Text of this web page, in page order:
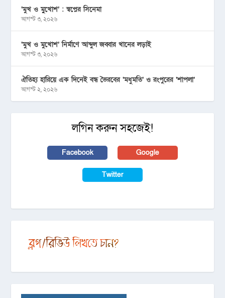
‘মুখ ও মু্খোশ’ : স্বপ্নের সিনেমা
আগস্ট ৩, ২০২৬
‘মুখ ও মুখোশ’ নির্মাণে আব্দুল জব্বার খানের লড়াই
আগস্ট ৩, ২০২৬
ঐতিহ্য হারিয়ে এক দিনেই বন্ধ ভৈরবের ‘মধুমতি’ ও রংপুরের ‘শাপলা’
আগস্ট ২, ২০২৬
লগিন করুন সহজেই!
Facebook Google
Twitter